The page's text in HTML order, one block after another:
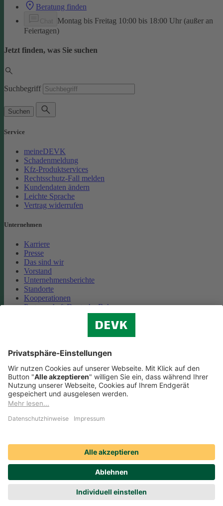
Beratung finden
Montag bis Freitag 10:00 bis 18:00 Uhr (außer an
Feiertagen)
Jetzt finden, was Sie suchen
Suchbegriff
Suchen
Service
meineDEVK
Schadenmeldung
Kfz-Produktservices
Rechtsschutz-Fall melden
Kundendaten ändern
Leichte Sprache
Vertrag widerrufen
Unternehmen
Karriere
Presse
Das sind wir
Vorstand
Unternehmensberichte
Standorte
Kooperationen
Partnerschaft Deutsche Bahn
Cookie-Einstellungen
Datenschutz
Impressum
Streitbeilegung
Nutzungshinweise
Compliance
Social Media Icons sowie Verlinkungen, die mit
sind, führen auf externe Seiten. Die DEVK ist für die dortigen
Nutzungsbedingungen und Datenschutzbestimmungen nicht
verantwortlich. Mehr dazu erfahren Sie unter